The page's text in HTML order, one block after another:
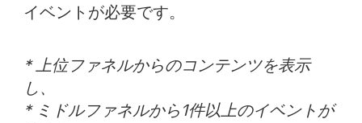
イベントが必要です。
* 上位ファネルからのコンテンツを表示
し、
* ミドルファネルから1件以上のイベントが